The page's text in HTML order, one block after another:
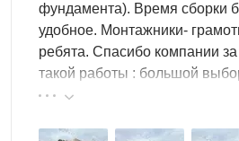
Мобильность: конструкцию
монтировать в местах, где
спецтехники; для сборки
шуруповёрта и набора
Что поместится
фундамента). Время сборки
удобное. Монтажники-
ребята. Спасибо компании
такой работы : большой
реальные цены.